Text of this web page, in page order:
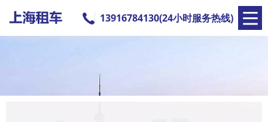
13916784130(24小时服务热线)